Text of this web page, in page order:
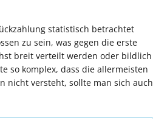
statistisch betrachtet
zu sein, was gegen die erste
breit verteilt werden oder bildlich
so komplex, dass die allermeisten
nicht versteht, sollte man sich auch